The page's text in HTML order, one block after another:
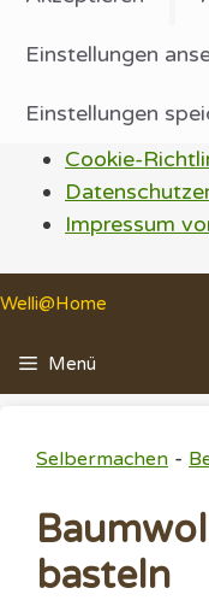
Einstellungen
Einstellungen
Cookie-
Impressum
Inhalt
springen
Welli@Home
Menü
Selbermachen -
basteln